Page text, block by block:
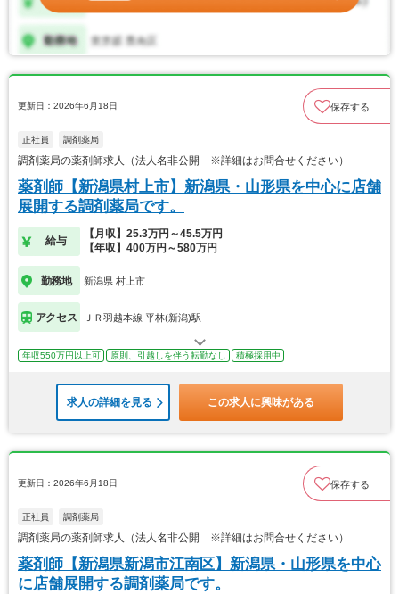
更新日：2026年6月18日 保存する
正社員 調剤薬局
調剤薬局の薬剤師求人（法人名非公開 ※詳細はお問合せください）
薬剤師【新潟県村上市】新潟県・山形県を中心に店舗
展開する調剤薬局です。
給与
【月収】25.3万円～45.5万円
【年収】400万円～580万円
勤務地 新潟県 村上市
アクセス ＪＲ羽越本線 平林(新潟)駅
年収550万円以上可 原則、引越しを伴う転勤なし 積極採用中
求人の詳細を見る この求人に興味がある
更新日：2026年6月18日 保存する
正社員 調剤薬局
調剤薬局の薬剤師求人（法人名非公開 ※詳細はお問合せください）
薬剤師【新潟県新潟市江南区】新潟県・山形県を中心
に店舗展開する調剤薬局です。